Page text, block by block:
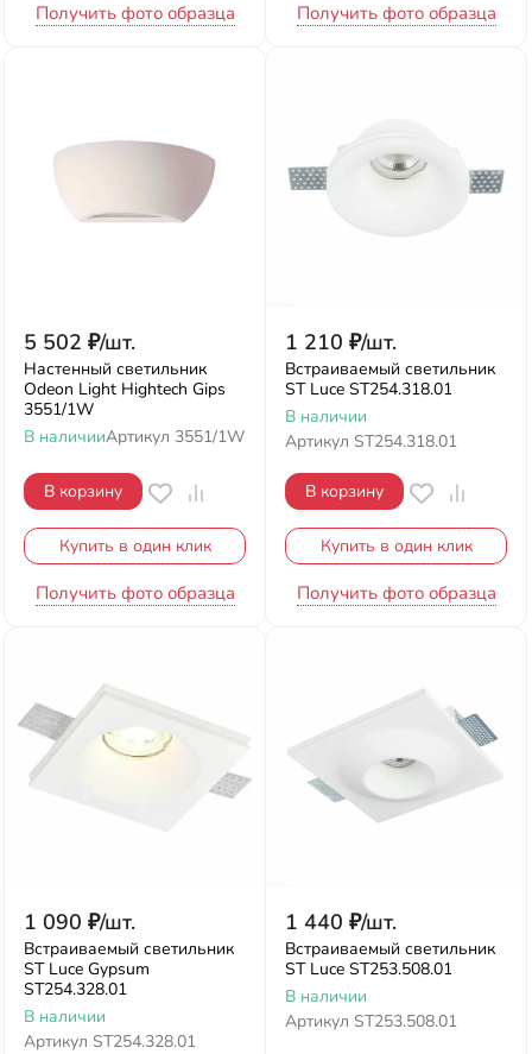
Получить фото образца Получить фото образца
5 502 ₽/шт.
Настенный светильник
Odeon Light Hightech Gips
3551/1W
В наличииАртикул 3551/1W
В корзину
Купить в один клик
Получить фото образца
1 210 ₽/шт.
Встраиваемый светильник
ST Luce ST254.318.01
В наличии
Артикул ST254.318.01
В корзину
Купить в один клик
Получить фото образца
1 090 ₽/шт.
Встраиваемый светильник
ST Luce Gypsum
ST254.328.01
В наличии
Артикул ST254.328.01
1 440 ₽/шт.
Встраиваемый светильник
ST Luce ST253.508.01
В наличии
Артикул ST253.508.01